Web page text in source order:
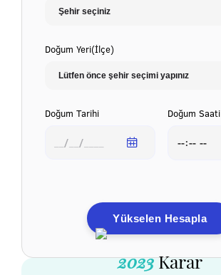
Doğum Yeri(İlçe)
Doğum Tarihi Doğum Saati
Yükselen Hesapla
2023Karar